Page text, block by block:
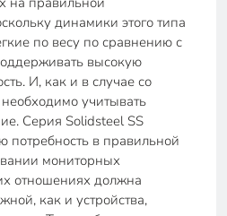
динамики этого типа
по весу по сравнению с
высокую
И, как и в случае со
учитывать
Серия Solidsteel SS
потребность в правильной
мониторных
отношениях должна
как и устройства,